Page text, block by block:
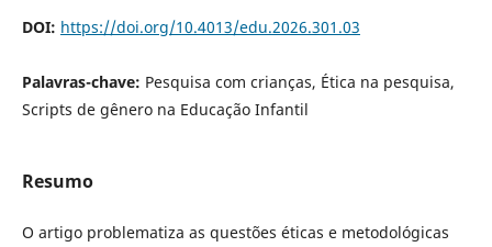
DOI: https://doi.org/10.4013/edu.2026.301.03
Palavras-chave: Pesquisa com crianças, Ética na pesquisa,
Scripts de gênero na Educação Infantil
Resumo
O artigo problematiza as questões éticas e metodológicas